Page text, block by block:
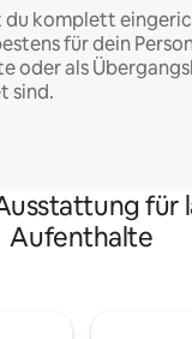
du komplett
für dein
oder als
sind.
für
Aufenthalte